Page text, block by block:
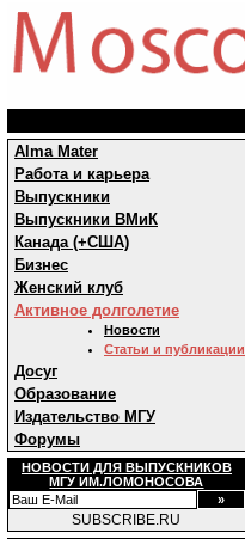
Alma Mater
Работа и карьера
Выпускники
Выпускники ВМиК
Канада (+США)
Бизнес
Женский клуб
Активное долголетие
Новости
Статьи и публикации
Досуг
Образование
Издательство МГУ
Форумы
НОВОСТИ ДЛЯ ВЫПУСКНИКОВ
МГУ ИМ.ЛОМОНОСОВА
SUBSCRIBE.RU